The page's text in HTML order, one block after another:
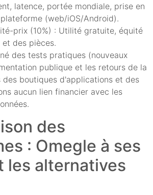
latence, portée mondiale, prise en
(web/iOS/Android).
prix (10%) : Utilité gratuite, équité
des pièces.
des tests pratiques (nouveaux
publique et les retours de la
des boutiques d'applications et des
aucun lien financier avec les
des
: Omegle à ses
les alternatives